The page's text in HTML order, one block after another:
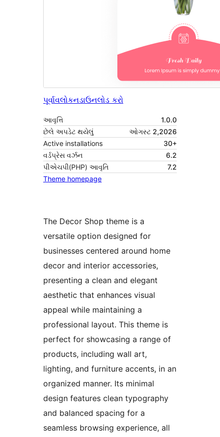
પૂર્વાવલોકનડાઉનલોડ કરો
આવૃત્તિ
1.0.0
છેલે અપડેટ થયેલું
ઓગસ્ટ 2,2026
Active installations
30+
વર્ડપ્રેસ વર્ઝન
6.2
પીએચપી(PHP) આવૃતિ
7.2
Theme homepage
The Decor Shop theme is a
versatile option designed for
businesses centered around home
decor and interior accessories,
presenting a clean and elegant
aesthetic that enhances visual
appeal while maintaining a
professional layout. This theme is
perfect for showcasing a range of
products, including wall art,
lighting, and furniture accents, in an
organized manner. Its minimal
design features clean typography
and balanced spacing for a
seamless browsing experience, all